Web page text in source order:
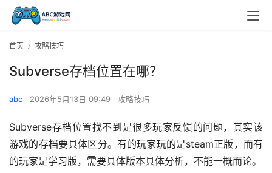
首页 攻略技巧
Subverse存档位置在哪？
abc 2026年5月13日 09:49 攻略技巧
Subverse存档位置找不到是很多玩家反馈的问题，其实该
游戏的存档要具体区分。有的玩家玩的是steam正版，而有
的玩家是学习版，需要具体版本具体分析，不能一概而论。